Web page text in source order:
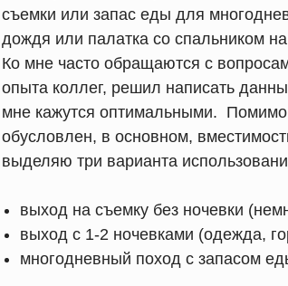
съемки или запас еды для
дождя или палатка со спальником
Ко мне часто обращаются с
опыта коллег, решил написать
мне кажутся оптимальными. Помимо
обусловлен, в основном,
выделяю три варианта
выход на съемку без ночевки
выход с 1-2 ночевками (одежда,
многодневный поход с запасом